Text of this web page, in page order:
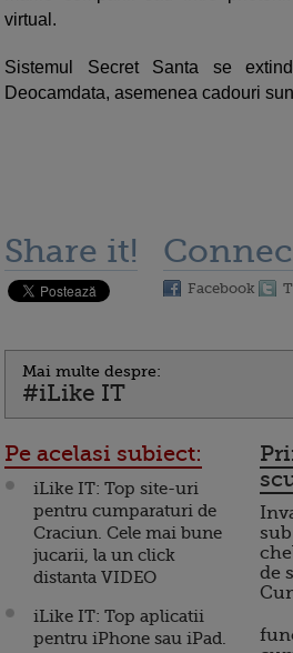
virtual.
Sistemul Secret Santa se
Deocamdata, asemenea cadouri
Share it!
Facebook
Mai multe despre:
#iLike IT
Pe acelasi subiect:
iLike IT: Top site-uri
pentru cumparaturi de
Craciun. Cele mai bune
jucarii, la un click
distanta VIDEO
iLike IT: Top aplicatii
pentru iPhone sau iPad.
de